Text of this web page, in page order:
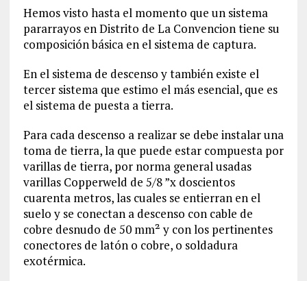
Hemos visto hasta el momento que un sistema
pararrayos en Distrito de La Convencion‎ tiene su
composición básica en el sistema de captura.
En el sistema de descenso y también existe el
tercer sistema que estimo el más esencial, que es
el sistema de puesta a tierra.
Para cada descenso a realizar se debe instalar una
toma de tierra, la que puede estar compuesta por
varillas de tierra, por norma general usadas
varillas Copperweld de 5/8 ”x doscientos
cuarenta metros, las cuales se entierran en el
suelo y se conectan a descenso con cable de
cobre desnudo de 50 mm² y con los pertinentes
conectores de latón o cobre, o soldadura
exotérmica.